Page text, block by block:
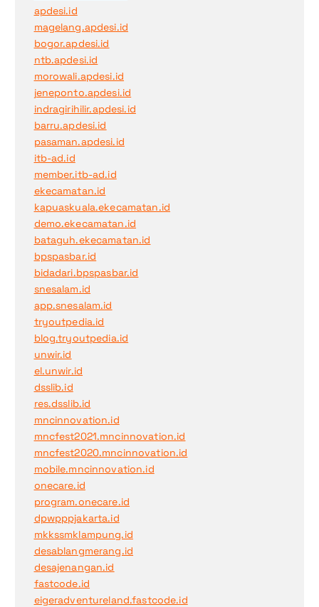
apdesi.id
magelang.apdesi.id
bogor.apdesi.id
ntb.apdesi.id
morowali.apdesi.id
jeneponto.apdesi.id
indragirihilir.apdesi.id
barru.apdesi.id
pasaman.apdesi.id
itb-ad.id
member.itb-ad.id
ekecamatan.id
kapuaskuala.ekecamatan.id
demo.ekecamatan.id
bataguh.ekecamatan.id
bpspasbar.id
bidadari.bpspasbar.id
snesalam.id
app.snesalam.id
tryoutpedia.id
blog.tryoutpedia.id
unwir.id
el.unwir.id
dsslib.id
res.dsslib.id
mncinnovation.id
mncfest2021.mncinnovation.id
mncfest2020.mncinnovation.id
mobile.mncinnovation.id
onecare.id
program.onecare.id
dpwpppjakarta.id
mkkssmklampung.id
desablangmerang.id
desajenangan.id
fastcode.id
eigeradventureland.fastcode.id